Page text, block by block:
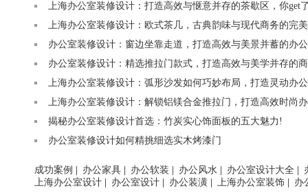
上海办公室装修设计：打造高效与惬意并存的茶歇区，你get
上海办公室装修设计：欧式茶几，古典韵味与现代商务的完
办公室装修设计：窗边坐靠走道，打造高效与美景并蓄的办
办公室装修设计：精选推拉门款式，打造高效与美学并存的
上海办公室装修设计：弧形沙发如何巧妙布局，打造灵动办
上海办公室装修设计：解锁铝镁合金推拉门，打造高效时尚
揭秘办公室装修设计首选：竹炭实心饰面板的五大魅力!
办公室装修设计如何精挑细选实木烤漆门
成功案例 办公家具 办公软装 办公风水 办公室设计大全
上海办公室设计
办公室设计 办公装潢 上海办公室装饰 办